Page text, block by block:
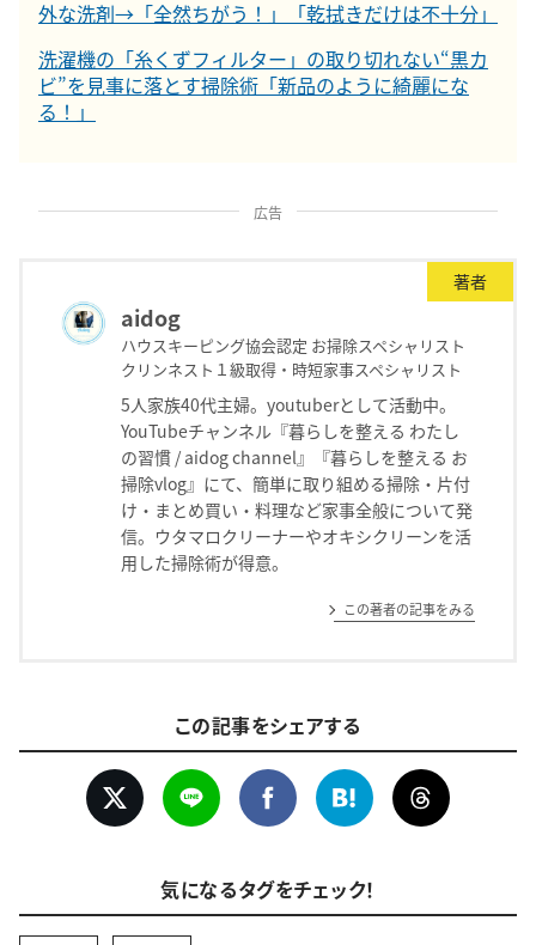
外な洗剤→「全然ちがう！」「乾拭きだけは不十分」
洗濯機の「糸くずフィルター」の取り切れない“黒カ
ビ”を見事に落とす掃除術「新品のように綺麗にな
る！」
広告
著者
aidog
ハウスキーピング協会認定 お掃除スペシャリスト
クリンネスト１級取得・時短家事スペシャリスト
5人家族40代主婦。youtuberとして活動中。
YouTubeチャンネル『暮らしを整える わたし
の習慣 / aidog channel』『暮らしを整える お
掃除vlog』にて、簡単に取り組める掃除・片付
け・まとめ買い・料理など家事全般について発
信。ウタマロクリーナーやオキシクリーンを活
用した掃除術が得意。
この著者の記事をみる
この記事をシェアする
気になるタグをチェック！